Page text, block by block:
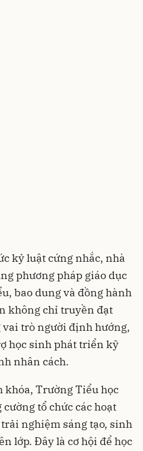
kỷ luật cứng nhắc, nhà
phương pháp giáo dục
bao dung và đồng hành
không chỉ truyền đạt
trò người định hướng,
học sinh phát triển kỹ
nhân cách.
khóa, Trường Tiểu học
tổ chức các hoạt
nghiệm sáng tạo, sinh
lớp. Đây là cơ hội để học